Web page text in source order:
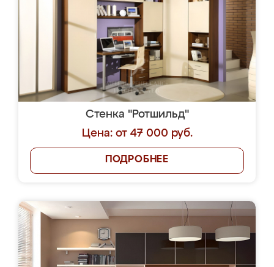
Стенка "Ротшильд"
Цена: от 47 000 руб.
ПОДРОБНЕЕ